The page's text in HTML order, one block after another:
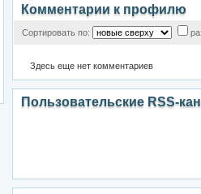
Комментарии к профилю
Сортировать по:
Здесь еще нет комментариев
Пользовательские RSS-